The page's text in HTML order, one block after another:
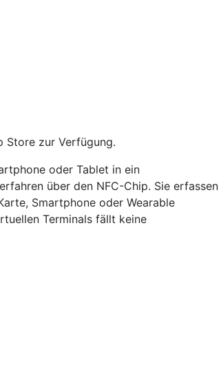
Store zur Verfügung.
oder Tablet in ein
über den NFC-Chip. Sie erfassen
Smartphone oder Wearable
Terminals fällt keine